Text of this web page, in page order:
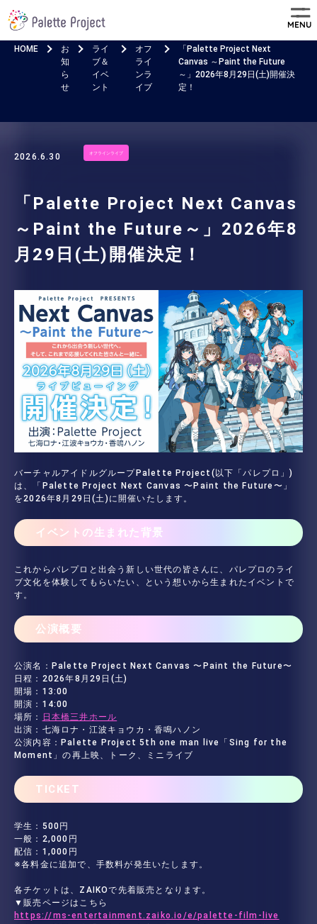
MENU
HOME
お
知
ら
せ
ライ
ブ＆
イベ
ント
オフ
ライ
ンラ
イブ
「Palette Project Next
Canvas ～Paint the Future
～」2026年8月29日(土)開催決
定！
2026.6.30 オフラインライブ
「Palette Project Next Canvas
～Paint the Future～」2026年8
月29日(土)開催決定！
バーチャルアイドルグループPalette Project(以下「パレプロ」)
は、「Palette Project Next Canvas 〜Paint the Future〜」
を2026年8月29日(土)に開催いたします。
イベントの生まれた背景
これからパレプロと出会う新しい世代の皆さんに、パレプロのライ
ブ文化を体験してもらいたい、という想いから生まれたイベントで
す。
公演概要
公演名：Palette Project Next Canvas 〜Paint the Future〜
日程：2026年8月29日(土)
開場：13:00
開演：14:00
場所：
日本橋三井ホール
出演：七海ロナ・江波キョウカ・香鳴ハノン
公演内容：Palette Project 5th one man live「Sing for the
Moment」の再上映、トーク、ミニライブ
TICKET
学生：500円
一般：2,000円
配信：1,000円
※各料金に追加で、手数料が発生いたします。
各チケットは、ZAIKOで先着販売となります。
▼販売ページはこちら
https://ms-entertainment.zaiko.io/e/palette-film-live